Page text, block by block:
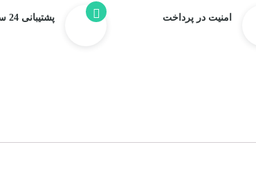
امنیت در پرداخت پشتیبانی 24 ساعت